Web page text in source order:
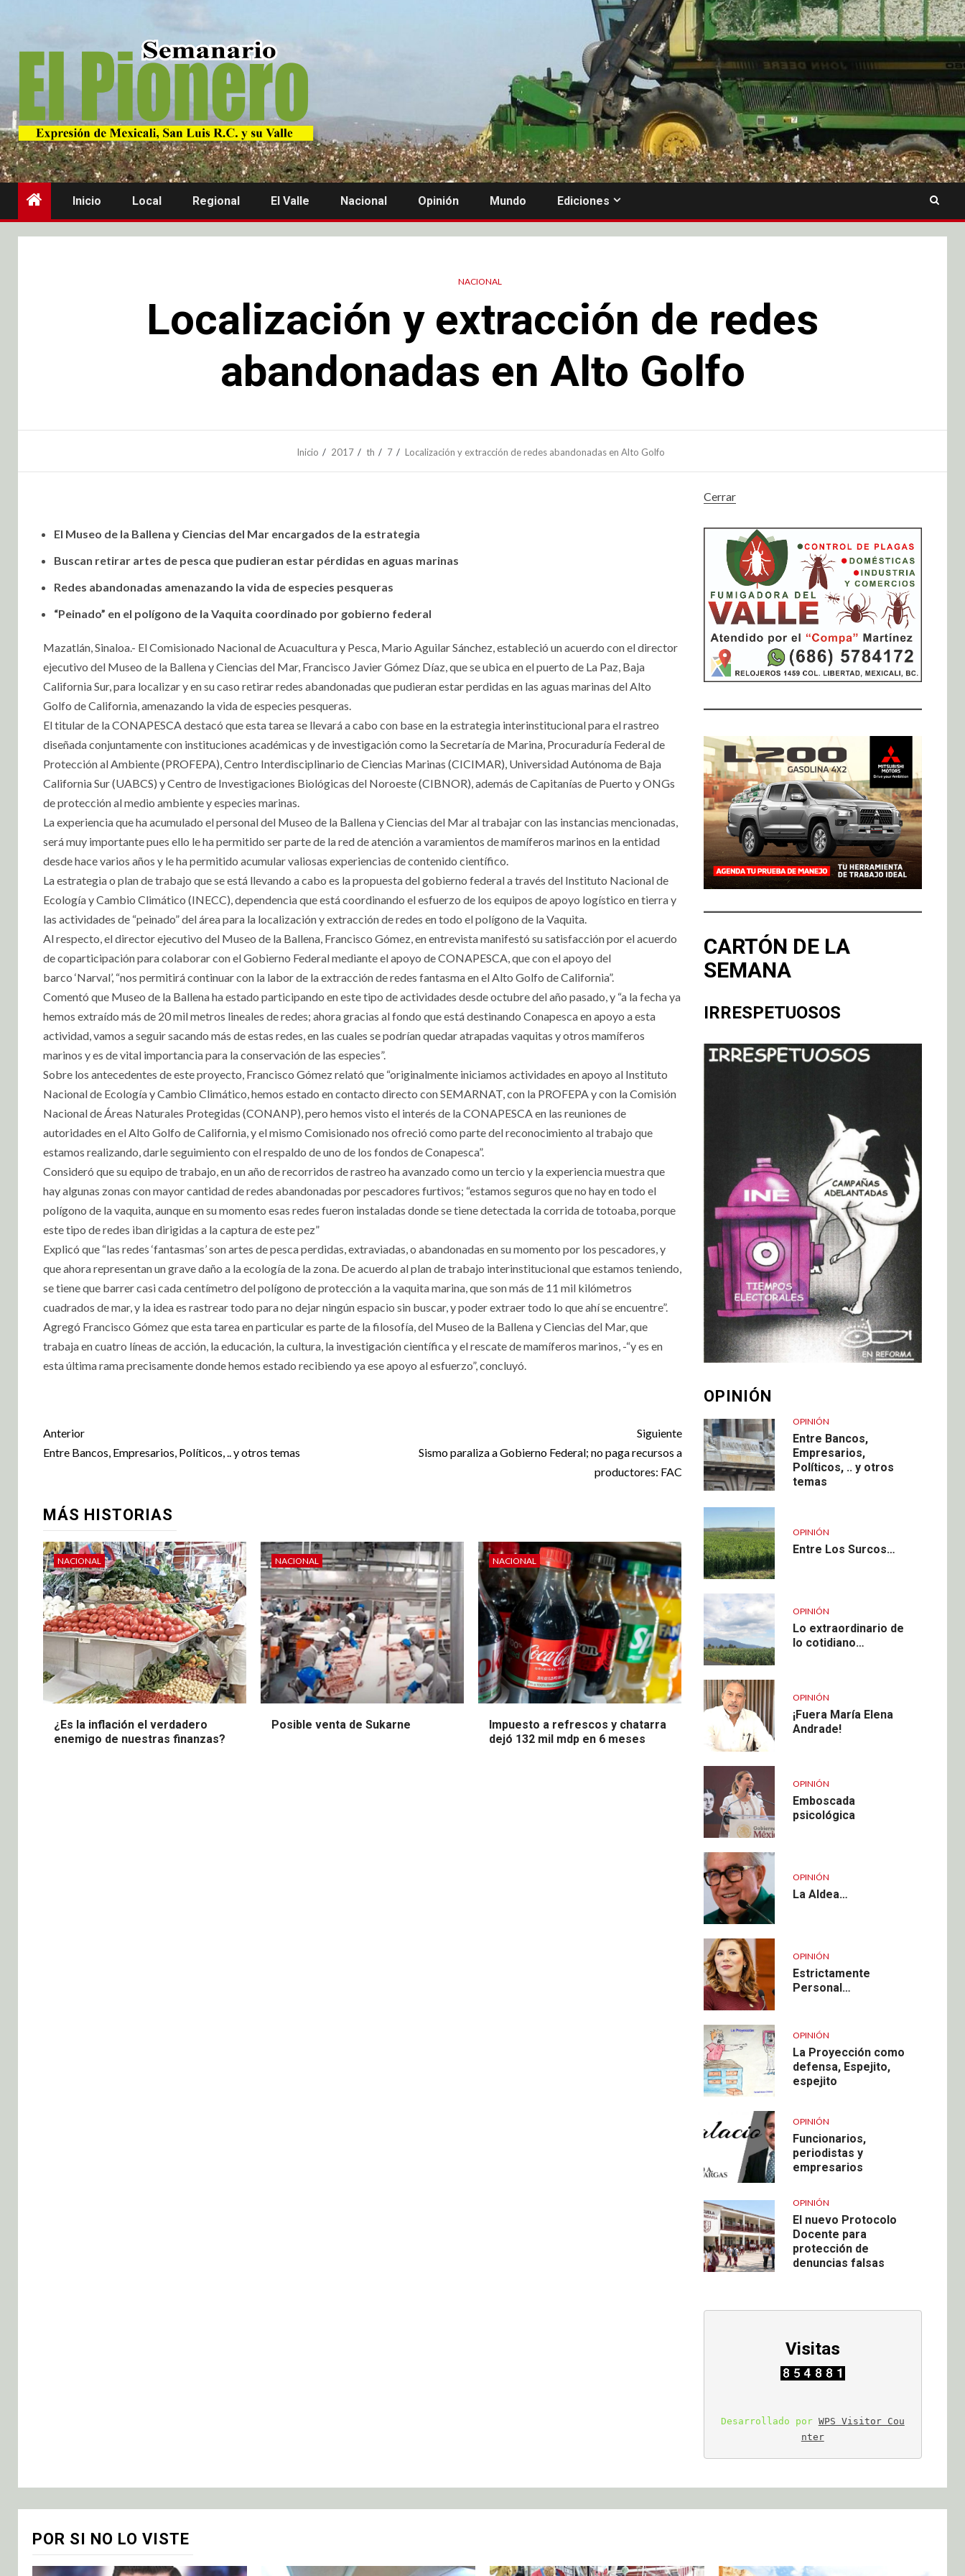
Inicio Local Regional El Valle Nacional Opinión Mundo Ediciones
NACIONAL
Localización y extracción de redes
abandonadas en Alto Golfo
Inicio 2017 th 7 Localización y extracción de redes abandonadas en Alto Golfo
El Museo de la Ballena y Ciencias del Mar encargados de la estrategia
Buscan retirar artes de pesca que pudieran estar pérdidas en aguas marinas
Redes abandonadas amenazando la vida de especies pesqueras
“Peinado” en el polígono de la Vaquita coordinado por gobierno federal
Mazatlán, Sinaloa.- El Comisionado Nacional de Acuacultura y Pesca, Mario Aguilar Sánchez, estableció un acuerdo con el director
ejecutivo del Museo de la Ballena y Ciencias del Mar, Francisco Javier Gómez Díaz, que se ubica en el puerto de La Paz, Baja
California Sur, para localizar y en su caso retirar redes abandonadas que pudieran estar perdidas en las aguas marinas del Alto
Golfo de California, amenazando la vida de especies pesqueras.
El titular de la CONAPESCA destacó que esta tarea se llevará a cabo con base en la estrategia interinstitucional para el rastreo
diseñada conjuntamente con instituciones académicas y de investigación como la Secretaría de Marina, Procuraduría Federal de
Protección al Ambiente (PROFEPA), Centro Interdisciplinario de Ciencias Marinas (CICIMAR), Universidad Autónoma de Baja
California Sur (UABCS) y Centro de Investigaciones Biológicas del Noroeste (CIBNOR), además de Capitanías de Puerto y ONGs
de protección al medio ambiente y especies marinas.
La experiencia que ha acumulado el personal del Museo de la Ballena y Ciencias del Mar al trabajar con las instancias mencionadas,
será muy importante pues ello le ha permitido ser parte de la red de atención a varamientos de mamíferos marinos en la entidad
desde hace varios años y le ha permitido acumular valiosas experiencias de contenido científico.
La estrategia o plan de trabajo que se está llevando a cabo es la propuesta del gobierno federal a través del Instituto Nacional de
Ecología y Cambio Climático (INECC), dependencia que está coordinando el esfuerzo de los equipos de apoyo logístico en tierra y
las actividades de “peinado” del área para la localización y extracción de redes en todo el polígono de la Vaquita.
Al respecto, el director ejecutivo del Museo de la Ballena, Francisco Gómez, en entrevista manifestó su satisfacción por el acuerdo
de coparticipación para colaborar con el Gobierno Federal mediante el apoyo de CONAPESCA, que con el apoyo del
barco ‘Narval’, “nos permitirá continuar con la labor de la extracción de redes fantasma en el Alto Golfo de California”.
Comentó que Museo de la Ballena ha estado participando en este tipo de actividades desde octubre del año pasado, y “a la fecha ya
hemos extraído más de 20 mil metros lineales de redes; ahora gracias al fondo que está destinando Conapesca en apoyo a esta
actividad, vamos a seguir sacando más de estas redes, en las cuales se podrían quedar atrapadas vaquitas y otros mamíferos
marinos y es de vital importancia para la conservación de las especies”.
Sobre los antecedentes de este proyecto, Francisco Gómez relató que “originalmente iniciamos actividades en apoyo al Instituto
Nacional de Ecología y Cambio Climático, hemos estado en contacto directo con SEMARNAT, con la PROFEPA y con la Comisión
Nacional de Áreas Naturales Protegidas (CONANP), pero hemos visto el interés de la CONAPESCA en las reuniones de
autoridades en el Alto Golfo de California, y el mismo Comisionado nos ofreció como parte del reconocimiento al trabajo que
estamos realizando, darle seguimiento con el respaldo de uno de los fondos de Conapesca”.
Consideró que su equipo de trabajo, en un año de recorridos de rastreo ha avanzado como un tercio y la experiencia muestra que
hay algunas zonas con mayor cantidad de redes abandonadas por pescadores furtivos; “estamos seguros que no hay en todo el
polígono de la vaquita, aunque en su momento esas redes fueron instaladas donde se tiene detectada la corrida de totoaba, porque
este tipo de redes iban dirigidas a la captura de este pez”
Explicó que “las redes ‘fantasmas’ son artes de pesca perdidas, extraviadas, o abandonadas en su momento por los pescadores, y
que ahora representan un grave daño a la ecología de la zona. De acuerdo al plan de trabajo interinstitucional que estamos teniendo,
se tiene que barrer casi cada centímetro del polígono de protección a la vaquita marina, que son más de 11 mil kilómetros
cuadrados de mar, y la idea es rastrear todo para no dejar ningún espacio sin buscar, y poder extraer todo lo que ahí se encuentre”.
Agregó Francisco Gómez que esta tarea en particular es parte de la filosofía, del Museo de la Ballena y Ciencias del Mar, que
trabaja en cuatro líneas de acción, la educación, la cultura, la investigación científica y el rescate de mamíferos marinos, -“y es en
esta última rama precisamente donde hemos estado recibiendo ya ese apoyo al esfuerzo”, concluyó.
Anterior
Entre Bancos, Empresarios, Políticos, .. y otros temas
Siguiente
Sismo paraliza a Gobierno Federal; no paga recursos a
productores: FAC
MÁS HISTORIAS
NACIONAL
¿Es la inflación el verdadero
enemigo de nuestras finanzas?
NACIONAL
Posible venta de Sukarne
NACIONAL
Impuesto a refrescos y chatarra
dejó 132 mil mdp en 6 meses
Cerrar
CARTÓN DE LA
SEMANA
IRRESPETUOSOS
OPINIÓN
OPINIÓN
Entre Bancos,
Empresarios,
Políticos, .. y otros
temas
OPINIÓN
Entre Los Surcos…
OPINIÓN
Lo extraordinario de
lo cotidiano…
OPINIÓN
¡Fuera María Elena
Andrade!
OPINIÓN
Emboscada
psicológica
OPINIÓN
La Aldea…
OPINIÓN
Estrictamente
Personal…
OPINIÓN
La Proyección como
defensa, Espejito,
espejito
OPINIÓN
Funcionarios,
periodistas y
empresarios
OPINIÓN
El nuevo Protocolo
Docente para
protección de
denuncias falsas
Visitas
Desarrollado por WPS Visitor Cou
nter
POR SI NO LO VISTE